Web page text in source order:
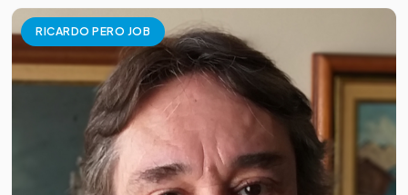
RICARDO PERO JOB